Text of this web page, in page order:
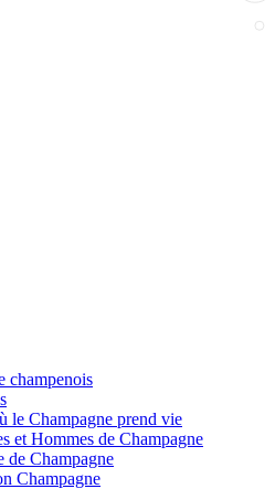
champenois
le Champagne prend vie
et Hommes de Champagne
de Champagne
Champagne